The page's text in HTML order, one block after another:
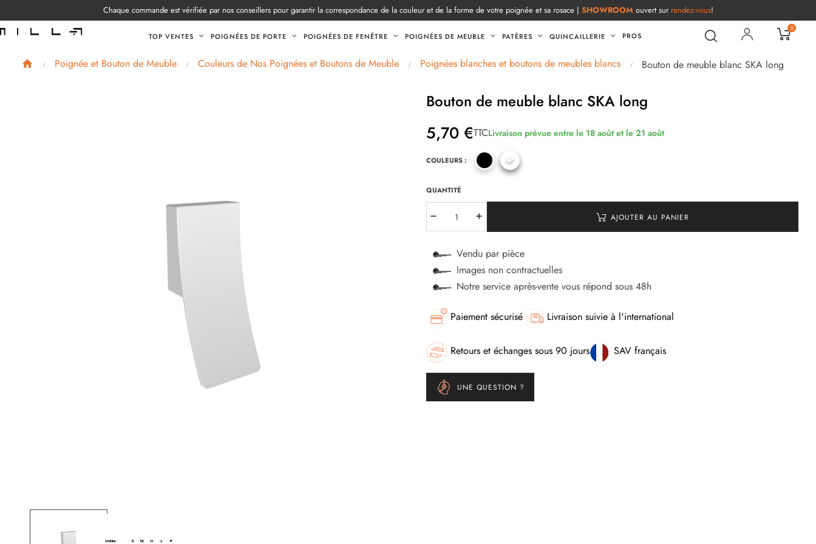
Chaque commande est vérifiée par nos conseillers pour garantir la correspondance de la couleur et de la forme de votre poignée et sa rosace | SHOWROOM ouvert sur rendez-vous!
TOP VENTES POIGNÉES DE PORTE POIGNÉES DE FENÊTRE POIGNÉES DE MEUBLE PATÈRES QUINCAILLERIE PROS
0
Poignée et Bouton de Meuble Couleurs de Nos Poignées et Boutons de Meuble Poignées blanches et boutons de meubles blancs Bouton de meuble blanc SKA long
Bouton de meuble blanc SKA long
5,70 €TTCLivraison prévue entre le 18 août et le 21 août
COULEURS :
QUANTITÉ
AJOUTER AU PANIER
Vendu par pièce
Images non contractuelles
Notre service après-vente vous répond sous 48h
Paiement sécurisé Livraison suivie à l'international
Retours et échanges sous 90 jours SAV français
UNE QUESTION ?